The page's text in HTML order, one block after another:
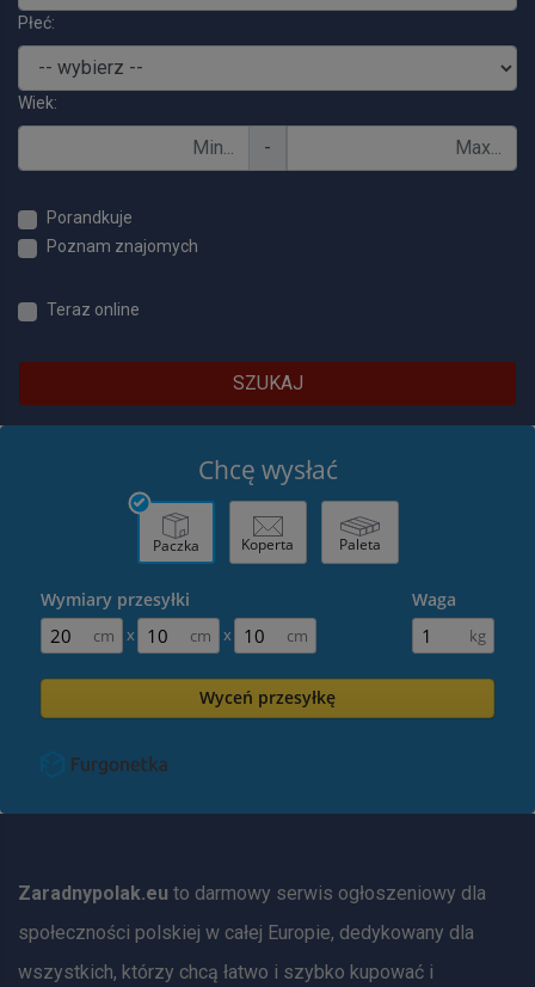
Płeć:
Wiek:
-
Porandkuje
Poznam znajomych
Teraz online
SZUKAJ
Chcę wysłać
Paczka Koperta Paleta
Wymiary przesyłki
x x
Waga
Wyceń przesyłkę
Zaradnypolak.eu to darmowy serwis ogłoszeniowy dla
społeczności polskiej w całej Europie, dedykowany dla
wszystkich, którzy chcą łatwo i szybko kupować i